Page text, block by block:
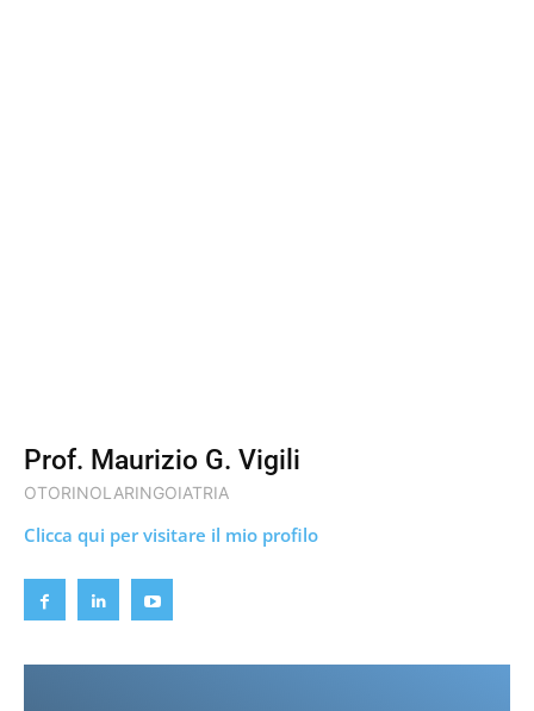
Prof. Maurizio G. Vigili
OTORINOLARINGOIATRIA
Clicca qui per visitare il mio profilo